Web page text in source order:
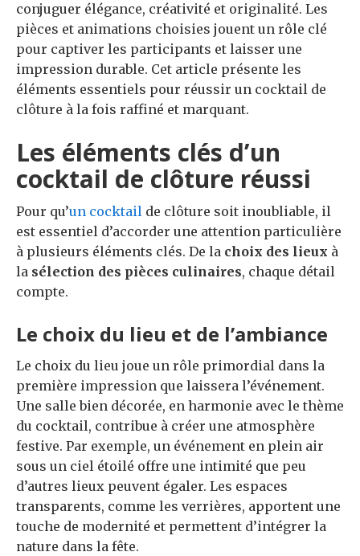
conjuguer élégance, créativité et originalité. Les
pièces et animations choisies jouent un rôle clé
pour captiver les participants et laisser une
impression durable. Cet article présente les
éléments essentiels pour réussir un cocktail de
clôture à la fois raffiné et marquant.
Les éléments clés d’un
cocktail de clôture réussi
Pour qu’un cocktail de clôture soit inoubliable, il
est essentiel d’accorder une attention particulière
à plusieurs éléments clés. De la choix des lieux à
la sélection des pièces culinaires, chaque détail
compte.
Le choix du lieu et de l’ambiance
Le choix du lieu joue un rôle primordial dans la
première impression que laissera l’événement.
Une salle bien décorée, en harmonie avec le thème
du cocktail, contribue à créer une atmosphère
festive. Par exemple, un événement en plein air
sous un ciel étoilé offre une intimité que peu
d’autres lieux peuvent égaler. Les espaces
transparents, comme les verrières, apportent une
touche de modernité et permettent d’intégrer la
nature dans la fête.